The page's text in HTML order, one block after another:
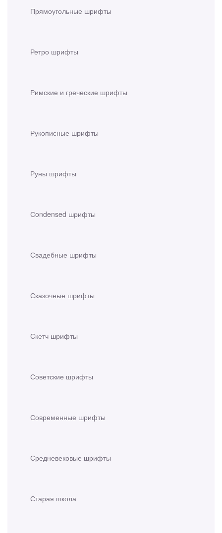
Прямоугольные шрифты
Ретро шрифты
Римские и греческие шрифты
Рукописные шрифты
Руны шрифты
Сondensed шрифты
Свадебные шрифты
Сказочные шрифты
Скетч шрифты
Советские шрифты
Современные шрифты
Средневековые шрифты
Старая школа